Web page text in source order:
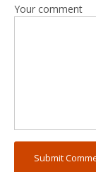
Your comment